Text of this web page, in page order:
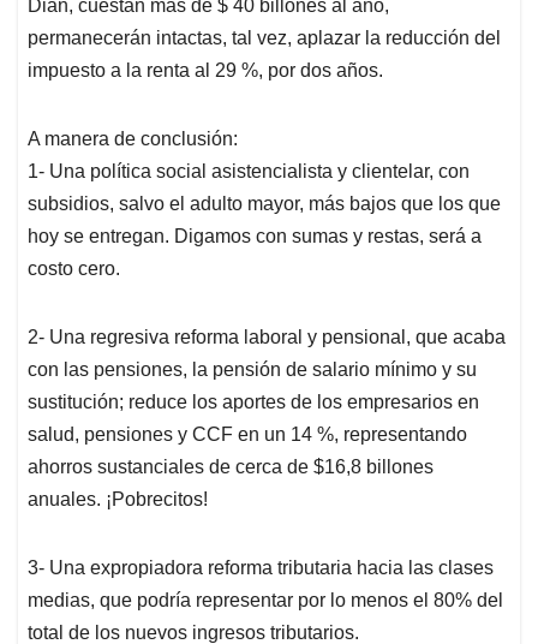
Dian, cuestan más de $ 40 billones al año,
permanecerán intactas, tal vez, aplazar la reducción del
impuesto a la renta al 29 %, por dos años.
A manera de conclusión:
1- Una política social asistencialista y clientelar, con
subsidios, salvo el adulto mayor, más bajos que los que
hoy se entregan. Digamos con sumas y restas, será a
costo cero.
2- Una regresiva reforma laboral y pensional, que acaba
con las pensiones, la pensión de salario mínimo y su
sustitución; reduce los aportes de los empresarios en
salud, pensiones y CCF en un 14 %, representando
ahorros sustanciales de cerca de $16,8 billones
anuales. ¡Pobrecitos!
3- Una expropiadora reforma tributaria hacia las clases
medias, que podría representar por lo menos el 80% del
total de los nuevos ingresos tributarios.